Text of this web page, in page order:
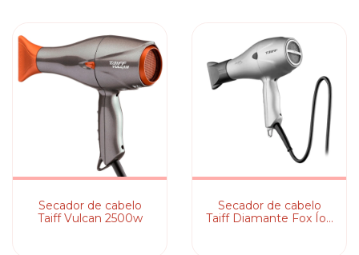
Secador de cabelo
Taiff Vulcan 2500w
Secador de cabelo
Taiff Diamante Fox Íon